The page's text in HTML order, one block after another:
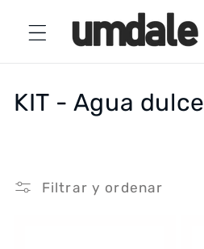
directamente
al contenido
C
e
KIT - Agua dulce
Filtrar y ordenar